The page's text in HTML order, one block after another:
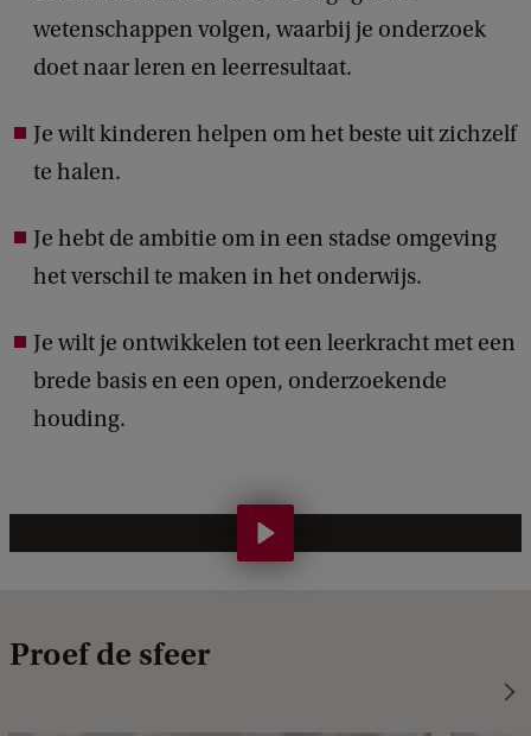
o
o
d
v
o
r
i
k
d
wetenschappen volgen, waarbij je onderzoek
doet naar leren en leerresultaat.
Je wilt kinderen helpen om het beste uit zichzelf
te halen.
Je hebt de ambitie om in een stadse omgeving
het verschil te maken in het onderwijs.
Je wilt je ontwikkelen tot een leerkracht met een
brede basis en een open, onderzoekende
houding.
i
Proef de sfeer